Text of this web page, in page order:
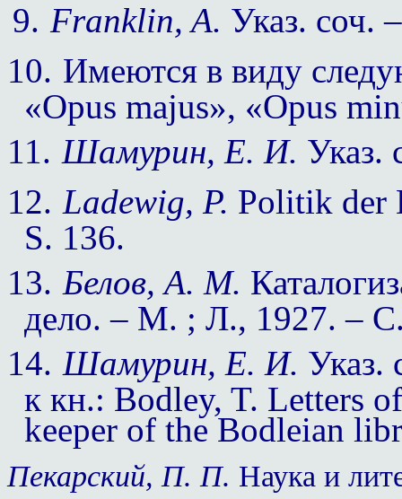
9. Franklin, A. Указ. соч.
10. Имеются в виду
«Opus majus», «Opus
11. Шамурин, Е. И. Указ.
12. Ladewig, P. Politik der
S. 136.
13. Белов, А. М.
дело. – М. ; Л., 1927. –
14. Шамурин, Е. И. Указ.
к кн.: Bodley, T. Letters
keeper of the Bodleian
Пекарский, П. П. Наука и